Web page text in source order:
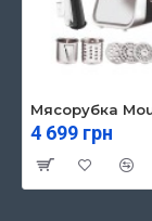
4 699 грн